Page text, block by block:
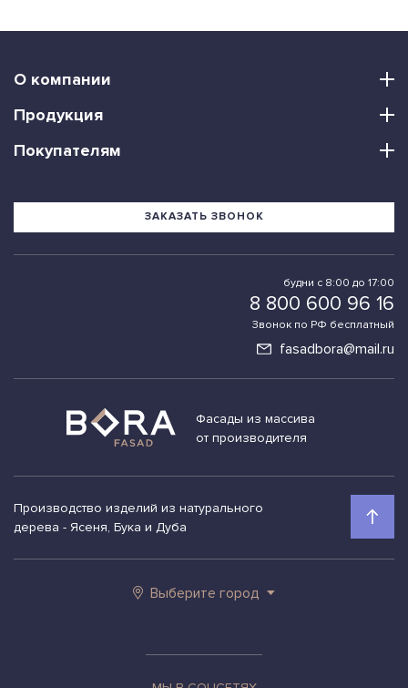
Фасады из массива
от производителя
Производство изделий из натурального
дерева - Ясеня, Бука и Дуба
О компании
Продукция
Покупателям
будни с 8:00 до 17:00
8 800 600 96 16
Звонок по РФ бесплатный
ЗАКАЗАТЬ ЗВОНОК
fasadbora@mail.ru
Выберите город